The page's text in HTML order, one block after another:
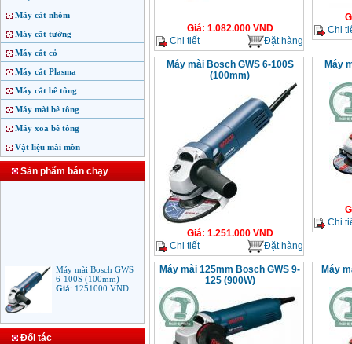
Máy cắt nhôm
Máy cắt tường
Máy cắt cỏ
Máy cắt Plasma
Máy cắt bê tông
Máy mài bê tông
Máy xoa bê tông
Vật liệu mài mòn
Sản phẩm bán chạy
Máy mài Bosch GWS
6-100S (100mm)
Giá:1251000VND
Đối tác
Giá: 1.082.000VND
Chi tiết
Đặt hàng
Chi
Máy mài Bosch GWS 6-100S
(100mm)
Giá: 1.251.000VND
Chi tiết
Đặt hàng
Máy
Chi
Máy mài 125mm Bosch GWS 9-
125 (900W)
Máy